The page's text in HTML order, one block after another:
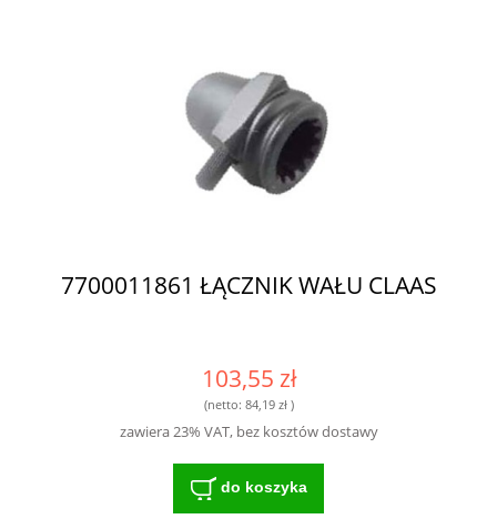
7700011861 ŁĄCZNIK WAŁU CLAAS
103,55 zł
(netto: 84,19 zł)
zawiera 23% VAT, bez kosztów dostawy
do koszyka